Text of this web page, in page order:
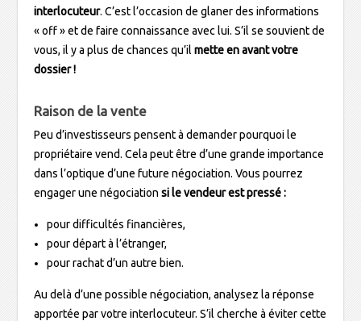
interlocuteur. C’est l’occasion de glaner des informations
« off » et de faire connaissance avec lui. S’il se souvient de
vous, il y a plus de chances qu’ilmette en avant votre
dossier !
Raison de la vente
Peu d’investisseurs pensent à demander pourquoi le
propriétaire vend. Cela peut être d’une grande importance
dans l’optique d’une future négociation. Vous pourrez
engager une négociationsi le vendeur est pressé :
pour difficultés financières,
pour départ à l’étranger,
pour rachat d’un autre bien.
Au delà d’une possible négociation, analysez la réponse
apportée par votre interlocuteur. S’il cherche à éviter cette